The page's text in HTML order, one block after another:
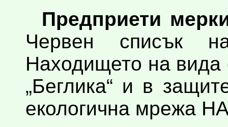
Предприети
Червен списък
Находището на вида
„Беглика“ и в
екологична мрежа